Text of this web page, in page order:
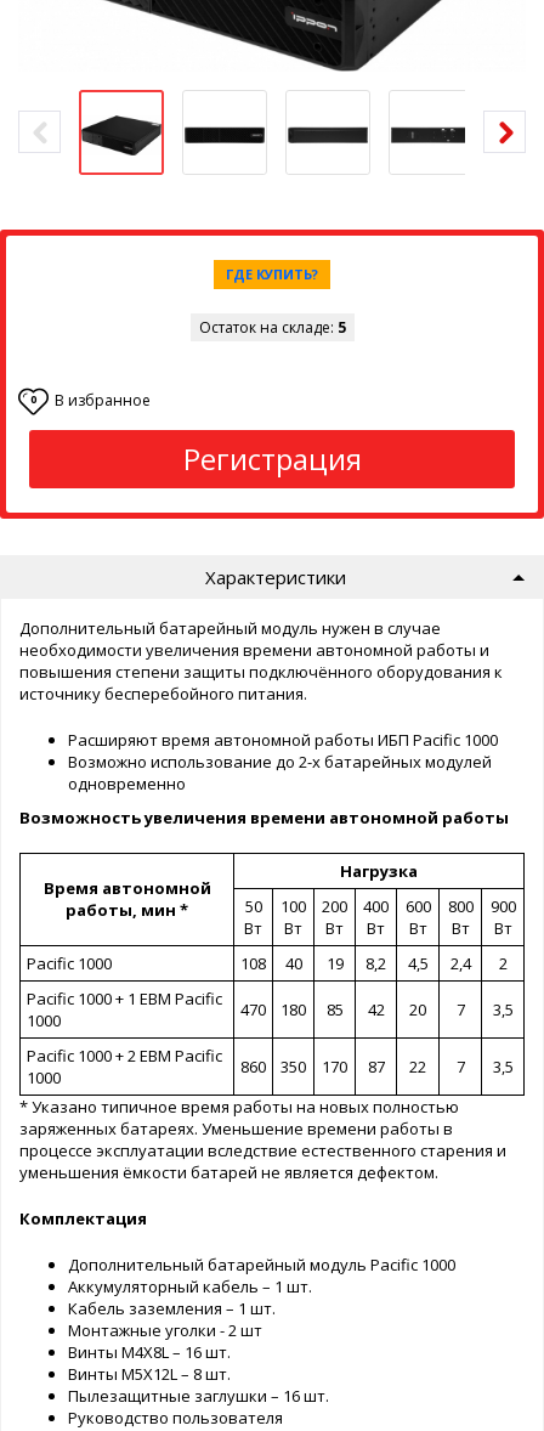
ГДЕ КУПИТЬ?
Остаток на складе: 5
0 В избранное
Регистрация
Характеристики
Дополнительный батарейный модуль нужен в случае
необходимости увеличения времени автономной работы и
повышения степени защиты подключённого оборудования к
источнику бесперебойного питания.
Расширяют время автономной работы ИБП Pacific 1000
Возможно использование до 2-х батарейных модулей
одновременно
Возможность увеличения времени автономной работы
Время автономной
работы, мин *
Нагрузка
50
Вт
100
Вт
200
Вт
400
Вт
600
Вт
800
Вт
900
Вт
Pacific 1000
108 40 19 8,2 4,5 2,4
2
Pacific 1000 + 1 EBM Pacific
1000
470 180 85 42 20 7 3,5
Pacific 1000 + 2 EBM Pacific
1000
860 350 170 87 22 7
3,5
* Указано типичное время работы на новых полностью
заряженных батареях. Уменьшение времени работы в
процессе эксплуатации вследствие естественного старения и
уменьшения ёмкости батарей не является дефектом.
Комплектация
Дополнительный батарейный модуль Pacific 1000
Аккумуляторный кабель – 1 шт.
Кабель заземления – 1 шт.
Монтажные уголки - 2 шт
Винты M4X8L – 16 шт.
Винты M5X12L – 8 шт.
Пылезащитные заглушки – 16 шт.
Руководство пользователя